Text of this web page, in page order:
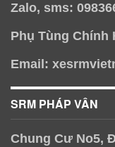
Zalo, sms:
Phụ Tùng Chính
Email:
SRM PHÁP VÂN
Chung Cư No5,